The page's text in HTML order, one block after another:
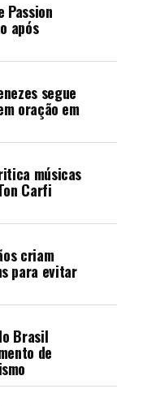
Passion
após
segue
oração em
músicas
Carfi
criam
para evitar
Brasil
de